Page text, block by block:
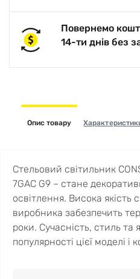
Повернемо
14-ти днів без
Опис товару
Стельовий світильник
7GAC G9 – стане
освітлення. Висока якість
виробника забезпечить
роки. Сучасність, стиль та
популярності цієї моделі і